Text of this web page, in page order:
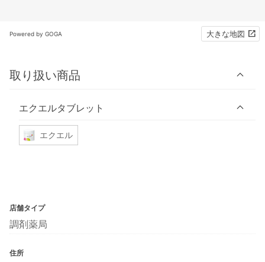
Powered by GOGA 大きな地図
取り扱い商品
エクエルタブレット
エクエル
店舗タイプ
調剤薬局
住所